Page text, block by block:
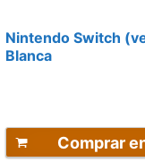
Nintendo Switch
Blanca
Comprar